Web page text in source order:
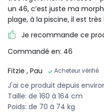
un 46, c’est juste ma
plage, à la piscine, il est très
Je recommande ce
Commandé en: 46
Fitzie , Pau Acheteur vérifié
J'ai ce produit depuis
Taille: de 160 à 164 cm
Poids: de 70 à 74 kg